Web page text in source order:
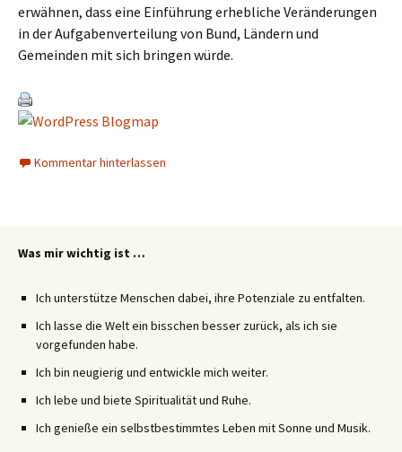
erwähnen, dass eine Einführung erhebliche Veränderungen
in der Aufgabenverteilung von Bund, Ländern und
Gemeinden mit sich bringen würde.
Kommentar hinterlassen
Was mir wichtig ist …
Ich unterstütze Menschen dabei, ihre Potenziale zu entfalten.
Ich lasse die Welt ein bisschen besser zurück, als ich sie
vorgefunden habe.
Ich bin neugierig und entwickle mich weiter.
Ich lebe und biete Spiritualität und Ruhe.
Ich genieße ein selbstbestimmtes Leben mit Sonne und Musik.